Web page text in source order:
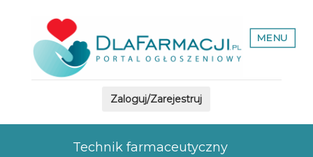
MENU
Zaloguj/Zarejestruj
Technik farmaceutyczny